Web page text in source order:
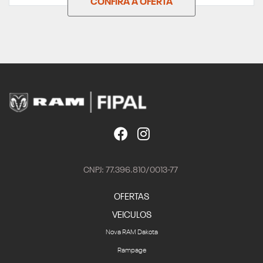
CONFIRA A OFERTA
CNPJ: 77.396.810/0013-77
OFERTAS
VEICULOS
Nova RAM Dakota
Rampage